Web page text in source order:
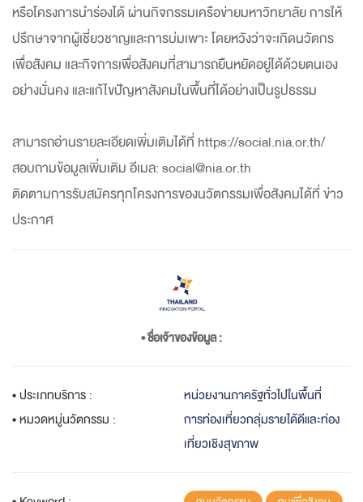
หรือโครงการนำร่องได้ ผ่านกิจกรรมเครือข่ายมหาวิทยาลัย การให้
ปรึกษาจากผู้เชี่ยวชาญและการบ่มเพาะ โดยหวังว่าจะเกิดนวัตกร
เพื่อสังคม และกิจการเพื่อสังคมที่สามารถยืนหยัดอยู่ได้ด้วยตนเอง
อย่างมั่นคง และแก้ไขปัญหาสังคมในพื้นที่ได้อย่างเป็นรูปธรรม
สามารถอ่านรายละเอียดเพิ่มเติมได้ที่ https://social.nia.or.th/
สอบถามข้อมูลเพิ่มเติม อีเมล: social@nia.or.th
ติดตามการรับสมัครทุกโครงการของนวัตกรรมเพื่อสังคมได้ที่ ข่าว
ประกาศ
• ชื่อเจ้าของข้อมูล :
• ประเภทบริการ :
หน่วยงานภาครัฐทั่วไปในพื้นที่
• หมวดหมู่นวัตกรรม :
การท่องเที่ยวกลุ่มรายได้ดีและท่อง
เที่ยวเชิงสุขภาพ